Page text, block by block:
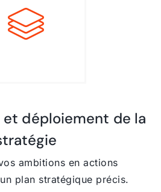
et déploiement de la
ambitions en actions
plan stratégique précis.